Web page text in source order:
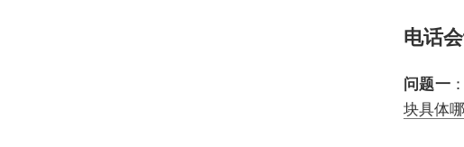
电话
问题一
块具体